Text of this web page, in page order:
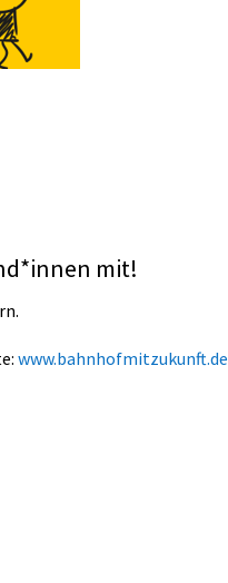
mit!
www.bahnhofmitzukunft.de